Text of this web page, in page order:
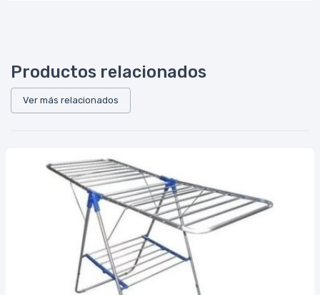
Productos relacionados
Ver más relacionados